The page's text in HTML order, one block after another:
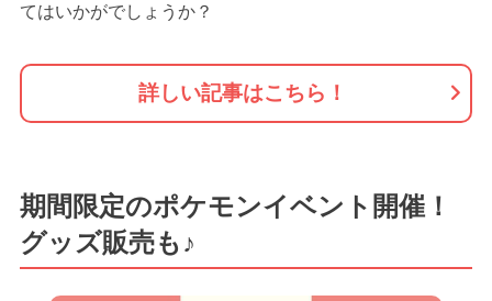
てはいかがでしょうか？
詳しい記事はこちら！
期間限定のポケモンイベント開催！
グッズ販売も♪